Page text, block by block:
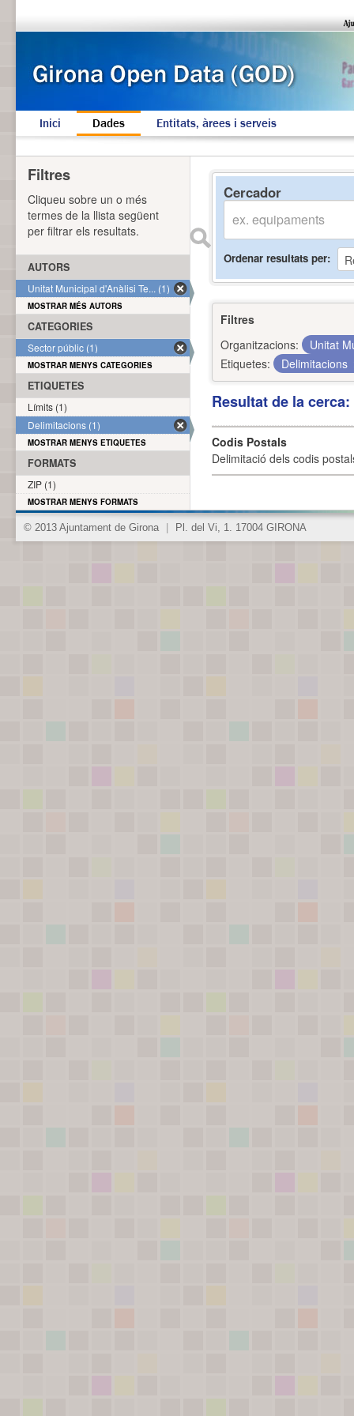
Inici Dades Entitats, àrees i serveis
Cercador
Ordenar resultats per
Filtres
Organitzacions:
Unitat
Etiquetes:
Delimitacions
Resultat de la
Codis Postals
Delimitació dels codis
Filtres
Cliqueu sobre un o més
termes de la llista següent
per filtrar els resultats.
AUTORS
Unitat Municipal d'Anàlisi Te... (1)
MOSTRAR MÉS AUTORS
CATEGORIES
Sector públic (1)
MOSTRAR MENYS CATEGORIES
ETIQUETES
Límits (1)
Delimitacions (1)
MOSTRAR MENYS ETIQUETES
FORMATS
ZIP (1)
MOSTRAR MENYS FORMATS
© 2013 Ajuntament de Girona Pl. del Vi, 1. 17004 GIRONA